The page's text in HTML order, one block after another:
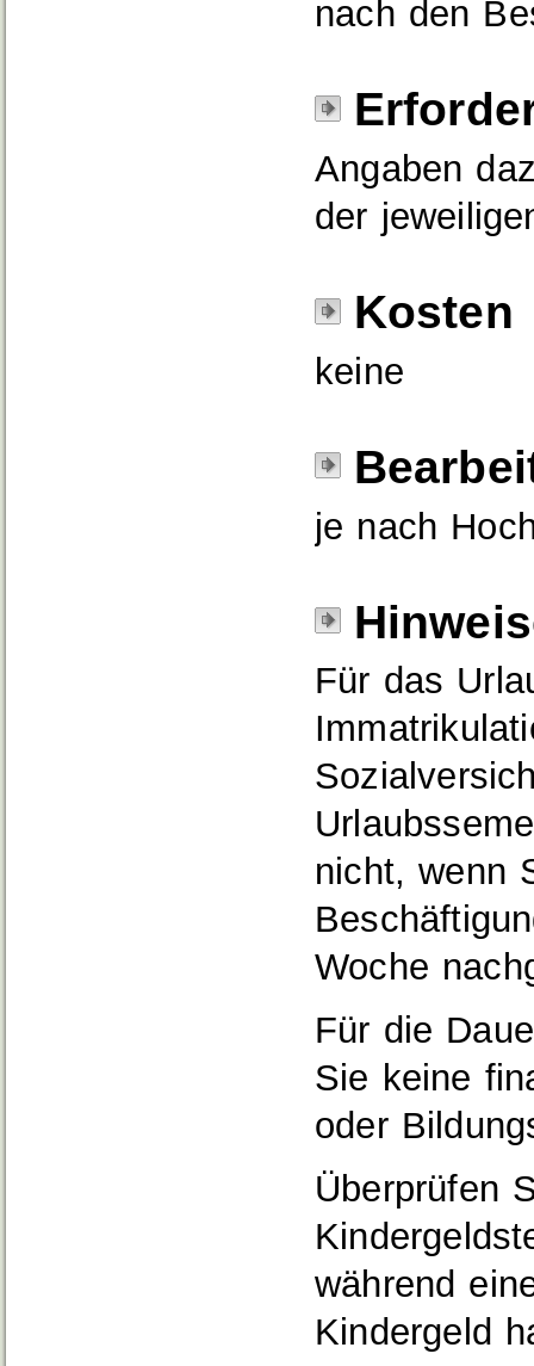
nach den
Angaben
der
Kosten
keine
je nach
Für das
nicht, wenn
Woche
Für die
Sie keine
oder
Überprüfen
während
Kindergeld